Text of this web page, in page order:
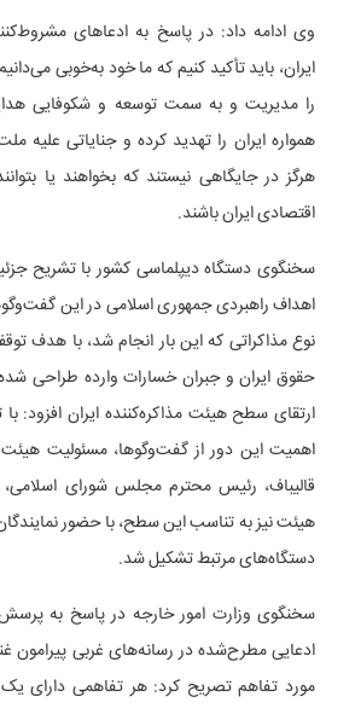
وی ادامه داد: در پاسخ به ادعاهای
ایران، باید تأکید کنیم که ما خود به‌خوبی
را مدیریت و به سمت توسعه و شکوفایی
همواره ایران را تهدید کرده و جنایاتی علیه
هرگز در جایگاهی نیستند که بخواهند یا
اقتصادی ایران باشند.
سخنگوی دستگاه دیپلماسی کشور با تشریح
اهداف راهبردی جمهوری اسلامی در این
نوع مذاکراتی که این بار انجام شد، با هدف
حقوق ایران و جبران خسارات وارده طراحی
ارتقای سطح هیئت مذاکره‌کننده ایران افزود:
اهمیت این دور از گفت‌وگوها، مسئولیت هیئت
قالیباف، رئیس محترم مجلس شورای
هیئت نیز به تناسب این سطح، با حضور نمایندگان
دستگاه‌های مرتبط تشکیل شد.
سخنگوی وزارت امور خارجه در پاسخ به
ادعایی مطرح‌شده در رسانه‌های غربی
مورد تفاهم تصریح کرد: هر تفاهمی دارای